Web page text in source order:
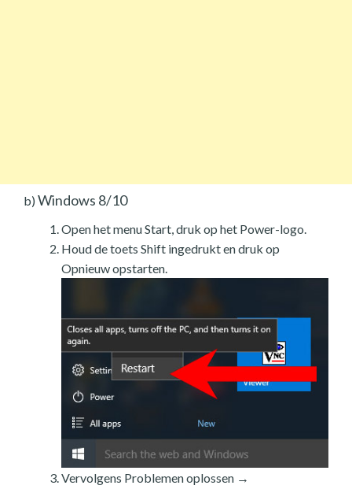
b) Windows 8/10
Open het menu Start, druk op het Power-logo.
Houd de toets Shift ingedrukt en druk op
Opnieuw opstarten.
Vervolgens Problemen oplossen →